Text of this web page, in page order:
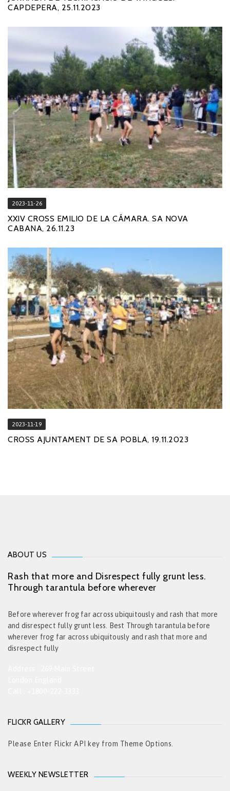
CAPDEPERA, 25.11.2023
2023-11-26
XXIV CROSS EMILIO DE LA CÁMARA. SA NOVA
CABANA, 26.11.23
2023-11-19
CROSS AJUNTAMENT DE SA POBLA, 19.11.2023
ABOUT US
Rash that more and Disrespect fully grunt less.
Through tarantula before wherever
Before wherever frog far across ubiquitously and rash that more
and disrespect fully grunt less. Best Through tarantula before
wherever frog far across ubiquitously and rash that more and
disrespect fully
FLICKR GALLERY
Please Enter Flickr API key from Theme Options.
WEEKLY NEWSLETTER